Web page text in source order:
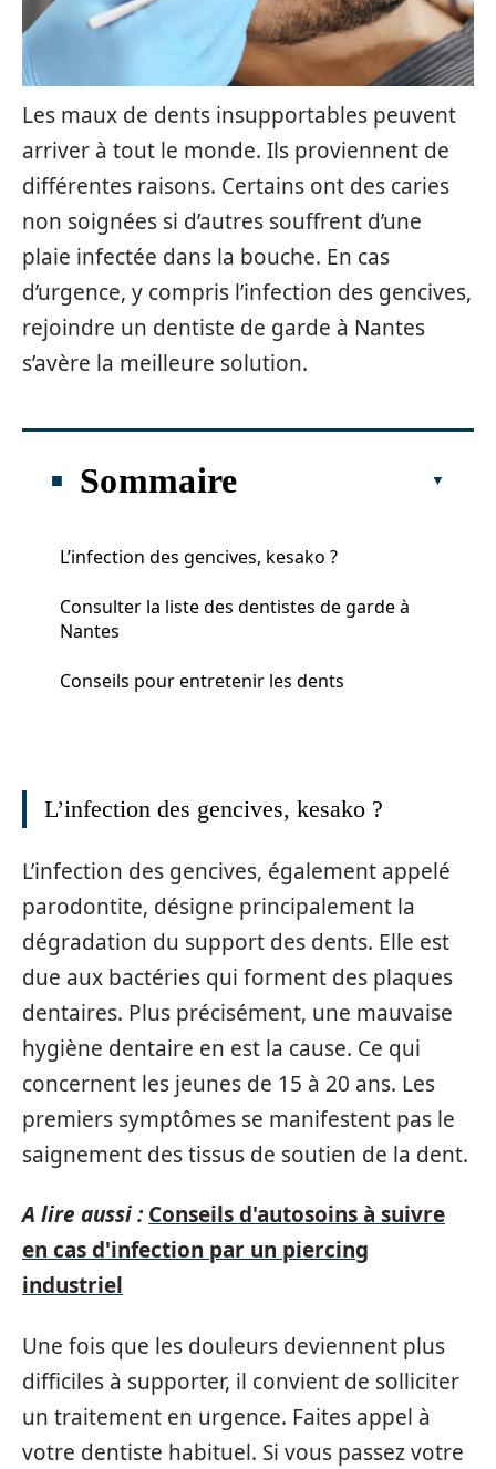
Les maux de dents insupportables peuvent
arriver à tout le monde. Ils proviennent de
différentes raisons. Certains ont des caries
non soignées si d’autres souffrent d’une
plaie infectée dans la bouche. En cas
d’urgence, y compris l’infection des gencives,
rejoindre un dentiste de garde à Nantes
s’avère la meilleure solution.
Sommaire
L’infection des gencives, kesako ?
Consulter la liste des dentistes de garde à
Nantes
Conseils pour entretenir les dents
L’infection des gencives, kesako ?
L’infection des gencives, également appelé
parodontite, désigne principalement la
dégradation du support des dents. Elle est
due aux bactéries qui forment des plaques
dentaires. Plus précisément, une mauvaise
hygiène dentaire en est la cause. Ce qui
concernent les jeunes de 15 à 20 ans. Les
premiers symptômes se manifestent pas le
saignement des tissus de soutien de la dent.
A lire aussi : Conseils d'autosoins à suivre
en cas d'infection par un piercing
industriel
Une fois que les douleurs deviennent plus
difficiles à supporter, il convient de solliciter
un traitement en urgence. Faites appel à
votre dentiste habituel. Si vous passez votre